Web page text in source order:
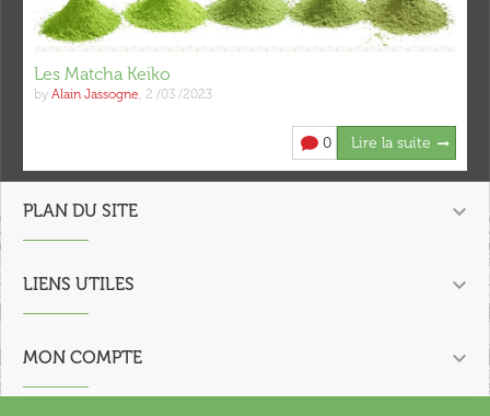
Les Matcha Keiko
by Alain Jassogne, 2 /03 /2023
0 Lire la suite
PLAN DU SITE 
LIENS UTILES 
MON COMPTE 